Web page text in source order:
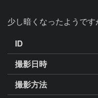
少し暗くなったようです
ID
撮影日時
撮影方法